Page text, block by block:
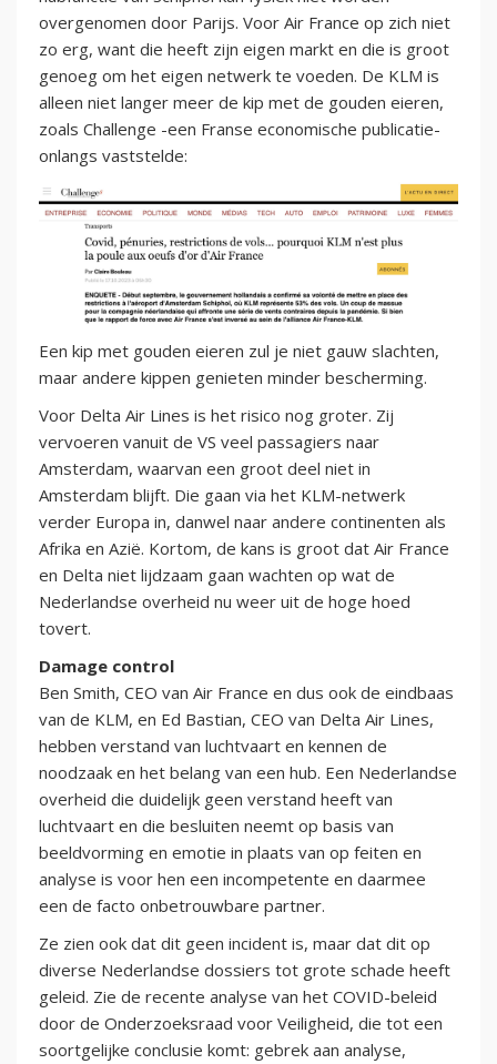
overgenomen door Parijs. Voor Air France op zich niet
zo erg, want die heeft zijn eigen markt en die is groot
genoeg om het eigen netwerk te voeden. De KLM is
alleen niet langer meer de kip met de gouden eieren,
zoals Challenge -een Franse economische publicatie-
onlangs vaststelde:
Een kip met gouden eieren zul je niet gauw slachten,
maar andere kippen genieten minder bescherming.
Voor Delta Air Lines is het risico nog groter. Zij
vervoeren vanuit de VS veel passagiers naar
Amsterdam, waarvan een groot deel niet in
Amsterdam blijft. Die gaan via het KLM-netwerk
verder Europa in, danwel naar andere continenten als
Afrika en Azië. Kortom, de kans is groot dat Air France
en Delta niet lijdzaam gaan wachten op wat de
Nederlandse overheid nu weer uit de hoge hoed
tovert.
Damage control
Ben Smith, CEO van Air France en dus ook de eindbaas
van de KLM, en Ed Bastian, CEO van Delta Air Lines,
hebben verstand van luchtvaart en kennen de
noodzaak en het belang van een hub. Een Nederlandse
overheid die duidelijk geen verstand heeft van
luchtvaart en die besluiten neemt op basis van
beeldvorming en emotie in plaats van op feiten en
analyse is voor hen een incompetente en daarmee
een de facto onbetrouwbare partner.
Ze zien ook dat dit geen incident is, maar dat dit op
diverse Nederlandse dossiers tot grote schade heeft
geleid. Zie de recente analyse van het COVID-beleid
door de Onderzoeksraad voor Veiligheid, die tot een
soortgelijke conclusie komt: gebrek aan analyse,